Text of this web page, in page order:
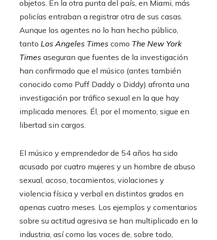
objetos. En la otra punta del país, en Miami, más
policías entraban a registrar otra de sus casas.
Aunque los agentes no lo han hecho público,
tanto Los Angeles Times como The New York
Times aseguran que fuentes de la investigación
han confirmado que el músico (antes también
conocido como Puff Daddy o Diddy) afronta una
investigación por tráfico sexual en la que hay
implicada menores. Él, por el momento, sigue en
libertad sin cargos.
El músico y emprendedor de 54 años ha sido
acusado por cuatro mujeres y un hombre de abuso
sexual, acoso, tocamientos, violaciones y
violencia física y verbal en distintos grados en
apenas cuatro meses. Los ejemplos y comentarios
sobre su actitud agresiva se han multiplicado en la
industria, así como las voces de, sobre todo,